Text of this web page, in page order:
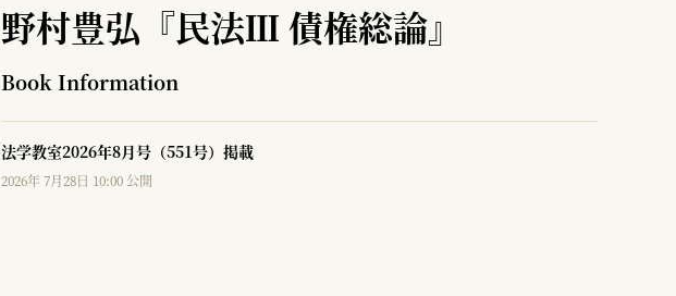
野村豊弘『民法Ⅲ 債権総論』
Book Information
法学教室2026年8月号（551号）掲載
2026年 7月28日 10:00 公開